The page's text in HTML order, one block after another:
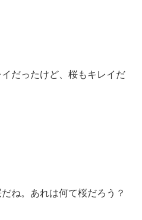
だったけど、桜もキレイだ
ね。あれは何て桜だろう？